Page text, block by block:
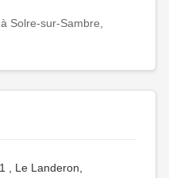
Solre-sur-Sambre,
, Le Landeron,